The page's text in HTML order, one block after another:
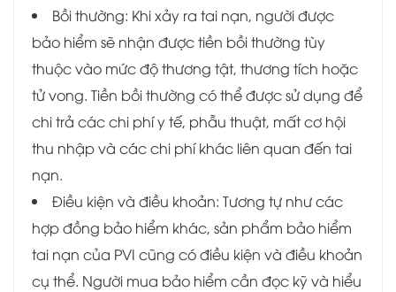
Bồi thường: Khi xảy ra tai nạn, người được
bảo hiểm sẽ nhận được tiền bồi thường tùy
thuộc vào mức độ thương tật, thương tích hoặc
tử vong. Tiền bồi thường có thể được sử dụng để
chi trả các chi phí y tế, phẫu thuật, mất cơ hội
thu nhập và các chi phí khác liên quan đến tai
nạn.
Điều kiện và điều khoản: Tương tự như các
hợp đồng bảo hiểm khác, sản phẩm bảo hiểm
tai nạn của PVI cũng có điều kiện và điều khoản
cụ thể. Người mua bảo hiểm cần đọc kỹ và hiểu